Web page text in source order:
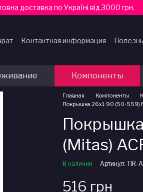
доставка по Україні від 3000 грн.
Контактная информация
Компоненты
Главная Компоненты
Покрышка 26x1.90 (50-559)
(Mitas)
В наличии Артикул: TIR-
516 грн